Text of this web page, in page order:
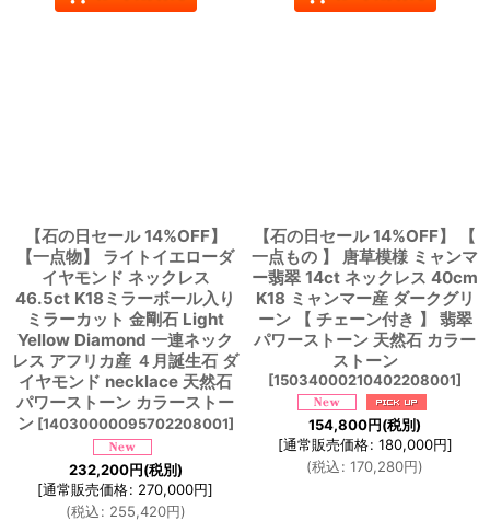
【石の日セール 14%OFF】
【一点物】 ライトイエローダ
イヤモンド ネックレス
46.5ct K18ミラーボール入り
ミラーカット 金剛石 Light
Yellow Diamond 一連ネック
レス アフリカ産 ４月誕生石 ダ
イヤモンド necklace 天然石
パワーストーン カラーストー
ン [14030000095702208001]
232,200円(税別)
[通常販売価格: 270,000円]
(税込: 255,420円)
【石の日セール 14%OFF】 【
一点もの 】 唐草模様 ミャンマ
ー翡翠 14ct ネックレス 40cm
K18 ミャンマー産 ダークグリ
ーン 【 チェーン付き 】 翡翠
パワーストーン 天然石 カラー
ストーン
[15034000210402208001]
154,800円(税別)
[通常販売価格: 180,000円]
(税込: 170,280円)